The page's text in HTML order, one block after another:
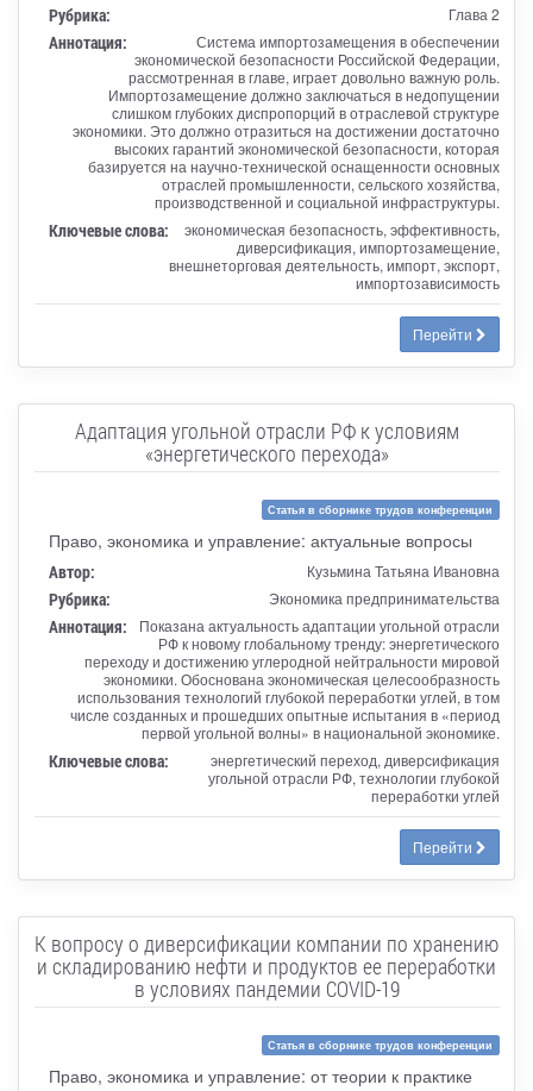
Рубрика: Глава 2
Аннотация:
Система импортозамещения в обеспечении
экономической безопасности Российской Федерации,
рассмотренная в главе, играет довольно важную роль.
Импортозамещение должно заключаться в недопущении
слишком глубоких диспропорций в отраслевой структуре
экономики. Это должно отразиться на достижении достаточно
высоких гарантий экономической безопасности, которая
базируется на научно-технической оснащенности основных
отраслей промышленности, сельского хозяйства,
производственной и социальной инфраструктуры.
Ключевые слова:
экономическая безопасность, эффективность,
диверсификация, импортозамещение,
внешнеторговая деятельность, импорт, экспорт,
импортозависимость
Перейти
Адаптация угольной отрасли РФ к условиям
«энергетического перехода»
Статья в сборнике трудов конференции
Право, экономика и управление: актуальные вопросы
Автор: Кузьмина Татьяна Ивановна
Рубрика: Экономика предпринимательства
Аннотация:
Показана актуальность адаптации угольной отрасли
РФ к новому глобальному тренду: энергетического
переходу и достижению углеродной нейтральности мировой
экономики. Обоснована экономическая целесообразность
использования технологий глубокой переработки углей, в том
числе созданных и прошедших опытные испытания в «период
первой угольной волны» в национальной экономике.
Ключевые слова:
энергетический переход, диверсификация
угольной отрасли РФ, технологии глубокой
переработки углей
Перейти
К вопросу о диверсификации компании по хранению
и складированию нефти и продуктов ее переработки
в условиях пандемии COVID-19
Статья в сборнике трудов конференции
Право, экономика и управление: от теории к практике